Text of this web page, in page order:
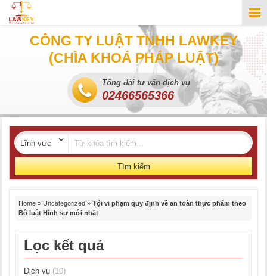
CÔNG TY LUẬT TNHH LAWKEY
(CHÌA KHOÁ PHÁP LUẬT)
Tổng đài tư vấn dịch vụ
02466565366
Tìm kiếm
Home » Uncategorized » Tội vi phạm quy định về an toàn thực phẩm theo
Bộ luật Hình sự mới nhất
Lọc kết quả
Dịch vụ (10)